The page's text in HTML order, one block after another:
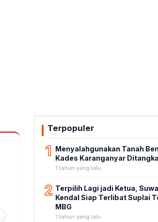
Terpopuler
1 Menyalahgunakan Tanah
Kades Karanganyar
1 tahun yang lalu
2 Terpilih Lagi jadi Ketua,
Kendal Siap Terlibat Suplai
MBG
1 tahun yang lalu